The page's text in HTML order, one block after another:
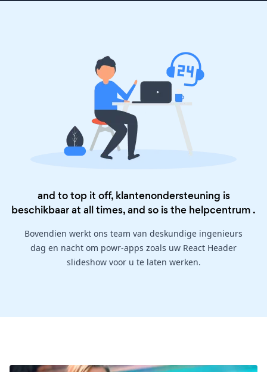
and to top it off, klantenondersteuning is
beschikbaar at all times, and so is the helpcentrum .
Bovendien werkt ons team van deskundige ingenieurs
dag en nacht om powr-apps zoals uw React Header
slideshow voor u te laten werken.